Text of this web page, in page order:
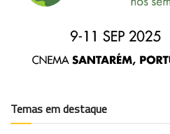
Temas em destaque